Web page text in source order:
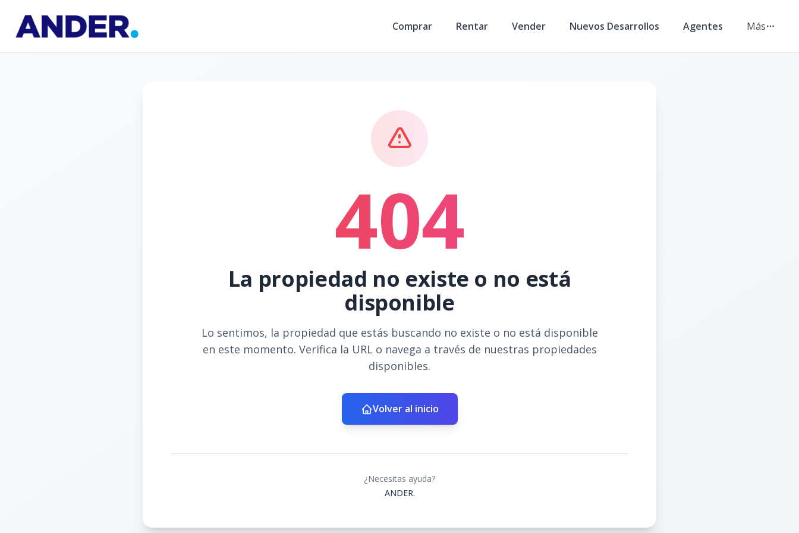
Comprar Rentar Vender Nuevos Desarrollos Agentes Más
404
La propiedad no existe o no está
disponible
Lo sentimos, la propiedad que estás buscando no existe o no está disponible
en este momento. Verifica la URL o navega a través de nuestras propiedades
disponibles.
Volver al inicio
¿Necesitas ayuda?
ANDER.